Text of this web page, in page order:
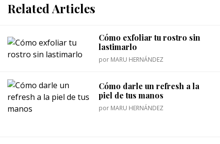
Related Articles
Cómo exfoliar tu rostro sin
lastimarlo
por MARU HERNÁNDEZ
Cómo darle un refresh a la
piel de tus manos
por MARU HERNÁNDEZ